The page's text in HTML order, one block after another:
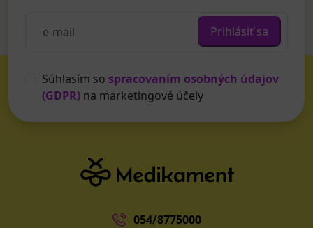
Prihlásiť sa
Súhlasím so spracovaním osobných údajov
(GDPR) na marketingové účely
054/8775000